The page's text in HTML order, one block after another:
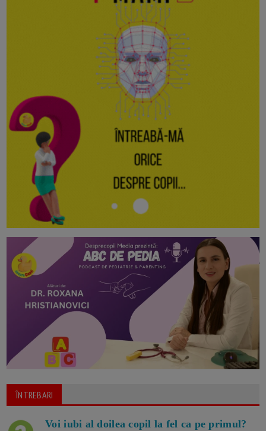
ÎNTREBARI
Voi iubi al doilea copil la fel ca pe primul?